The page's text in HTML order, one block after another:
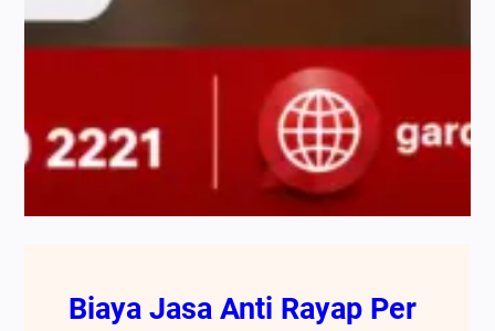
Biaya Jasa Anti Rayap Per